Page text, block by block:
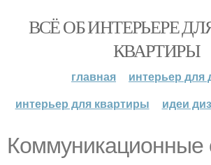
ВСЁ ОБ ИНТЕРЬЕРЕ
КВАРТИРЫ
главная
интерьер для
интерьер для квартиры
идеи
Коммуникационные